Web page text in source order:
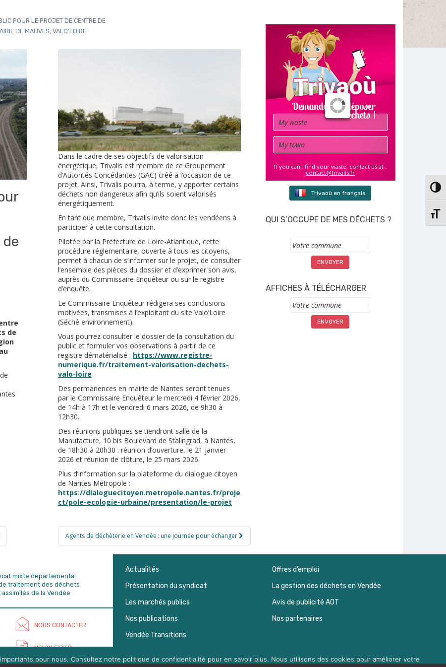
POUR LE PROJET DE CENTRE DE
DE MAUVES, VALO’LOIRE
de
Dans le cadre de ses objectifs de valorisation
énergétique, Trivalis est membre de ce Groupement
d’Autorités Concédantes (GAC) créé à l’occasion de ce
projet. Ainsi, Trivalis pourra, à terme, y apporter certains
déchets non dangereux afin qu’ils soient valorisés
énergétiquement.
En tant que membre, Trivalis invite donc les vendéens à
participer à cette consultation.
Pilotée par la Préfecture de Loire-Atlantique, cette
procédure réglementaire, ouverte à tous les citoyens,
permet à chacun de s’informer sur le projet, de consulter
l’ensemble des pièces du dossier et d’exprimer son avis,
auprès du Commissaire Enquêteur ou sur le registre
d’enquête.
Le Commissaire Enquêteur rédigera ses conclusions
motivées, transmises à l’exploitant du site Valo’Loire
(Séché environnement).
Vous pourrez consulter le dossier de la consultation du
public et formuler vos observations à partir de ce
registre dématérialisé : https://www.registre-
numerique.fr/traitement-valorisation-dechets-
valo-loire
Des permanences en mairie de Nantes seront tenues
par le Commissaire Enquêteur le mercredi 4 février 2026,
de 14h à 17h et le vendredi 6 mars 2026, de 9h30 à
12h30.
Des réunions publiques se tiendront salle de la
Manufacture, 10 bis Boulevard de Stalingrad, à Nantes,
de 18h30 à 20h30 : réunion d’ouverture, le 21 janvier
2026 et réunion de clôture, le 25 mars 2026.
Plus d’information sur la plateforme du dialogue citoyen
de Nantes Métropole :
https://dialoguecitoyen.metropole.nantes.fr/proje
ct/pole-ecologie-urbaine/presentation/le-projet
Agents de déchèterie en Vendée : une journée pour échanger
Waste
Town
If you can't find your waste, contact us at :
contact@trivalis.fr
Trivaoù en français
QUI S’OCCUPE DE MES DÉCHETS ?
Commune
AFFICHES À TÉLÉCHARGER
Commune
mixte départemental
traitement des déchets
de la Vendée
NOUS CONTACTER
NEWSLETTER
Actualités
Offres d’emploi
Présentation du syndicat
La gestion des déchets en Vendée
Les marchés publics
Avis de publicité AOT
Nos publications
Nos partenaires
Vendée Transitions
pour nous. Consultez notre politique de confidentialité pour en savoir plus. Nous utilisons des cookies pour améliorer votre